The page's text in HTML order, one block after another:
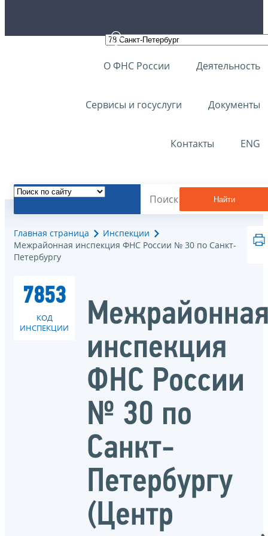
О ФНС России Деятельность
Сервисы и госуслуги Документы
Контакты ENG
Найти
Главная страница
Инспекции
Межрайонная инспекция ФНС России № 30 по Санкт-
Петербургу
7853
КОД
ИНСПЕКЦИИ
инспекция
ФНС России
№ 30 по
Санкт-
Петербургу
(Центр